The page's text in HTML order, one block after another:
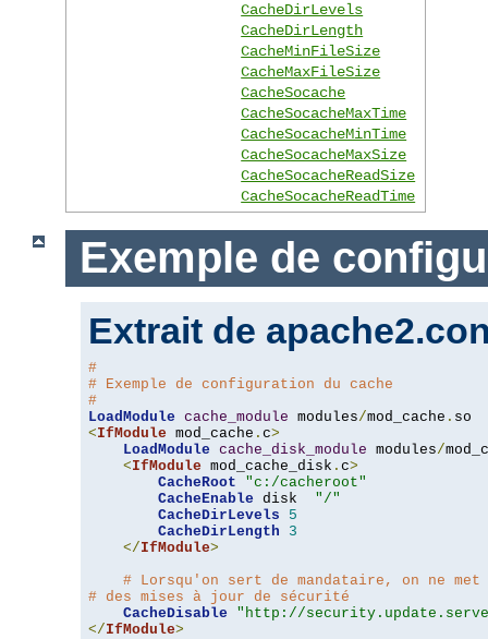
CacheDirLevels
CacheDirLength
CacheMinFileSize
CacheMaxFileSize
CacheSocache
CacheSocacheMaxTime
CacheSocacheMinTime
CacheSocacheMaxSize
CacheSocacheReadSize
CacheSocacheReadTime
Exemple de
Extrait de
#
# Exemple de configuration du cache
#
LoadModule cache_module modules/mod_cache .
<IfModule mod_cache . c>
LoadModule cache_disk_module modules/
<IfModule mod_cache_disk . c>
CacheRoot
"c:/cacheroot"
CacheEnable disk "/"
CacheDirLevels
5
CacheDirLength
3
</IfModule>
# Lorsqu'on sert de mandataire, on ne
# des mises à jour de sécurité
CacheDisable
"http://
</IfModule>